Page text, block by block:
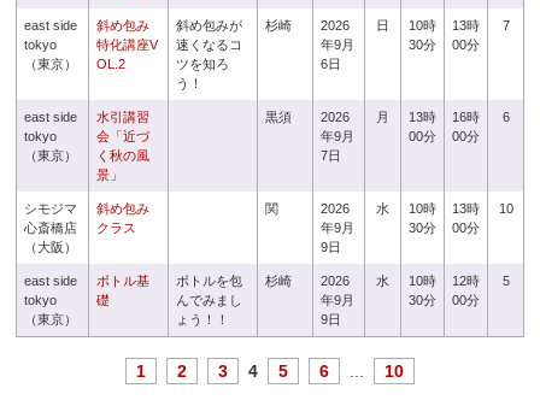
east side
tokyo
（東京）
斜め包み
特化講座V
OL.2
斜め包みが
速くなるコ
ツを知ろ
う！
杉崎
2026
年9月
6日
日
10時
30分
13時
00分
7
east side
tokyo
（東京）
水引講習
会「近づ
く秋の風
景」
黒須
2026
年9月
7日
月
13時
00分
16時
00分
6
シモジマ
心斎橋店
（大阪）
斜め包み
クラス
関
2026
年9月
9日
水
10時
30分
13時
00分
10
east side
tokyo
（東京）
ボトル基
礎
ボトルを包
んでみまし
ょう！！
杉崎
2026
年9月
9日
水
10時
30分
12時
00分
5
1 2 3 4 5 6 10